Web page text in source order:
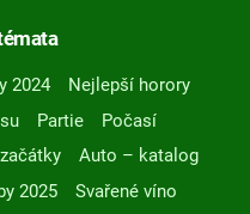
2024
Nejlepší horory
Partie
Počasí
Auto – katalog
2025
Svařené víno